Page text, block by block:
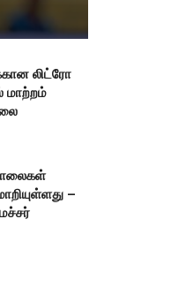
லிட்ரோ
மாற்றம்
–